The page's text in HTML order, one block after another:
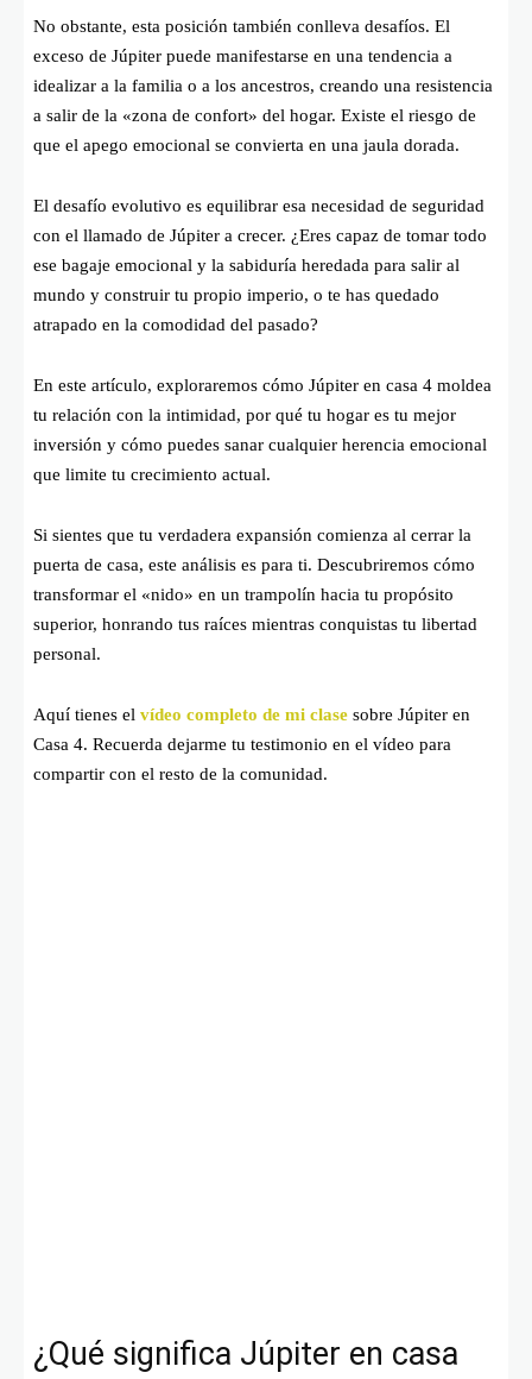
No obstante, esta posición también conlleva desafíos. El
exceso de Júpiter puede manifestarse en una tendencia a
idealizar a la familia o a los ancestros, creando una resistencia
a salir de la «zona de confort» del hogar. Existe el riesgo de
que el apego emocional se convierta en una jaula dorada.
El desafío evolutivo es equilibrar esa necesidad de seguridad
con el llamado de Júpiter a crecer. ¿Eres capaz de tomar todo
ese bagaje emocional y la sabiduría heredada para salir al
mundo y construir tu propio imperio, o te has quedado
atrapado en la comodidad del pasado?
En este artículo, exploraremos cómo Júpiter en casa 4 moldea
tu relación con la intimidad, por qué tu hogar es tu mejor
inversión y cómo puedes sanar cualquier herencia emocional
que limite tu crecimiento actual.
Si sientes que tu verdadera expansión comienza al cerrar la
puerta de casa, este análisis es para ti. Descubriremos cómo
transformar el «nido» en un trampolín hacia tu propósito
superior, honrando tus raíces mientras conquistas tu libertad
personal.
Aquí tienes el vídeo completo de mi clase sobre Júpiter en
Casa 4. Recuerda dejarme tu testimonio en el vídeo para
compartir con el resto de la comunidad.
¿Qué significa Júpiter en casa